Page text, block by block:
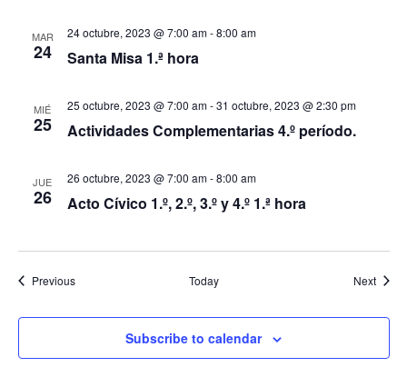
MAR
24
24 octubre, 2023 @ 7:00 am-8:00 am
Santa Misa 1.ª hora
MIÉ
25
25 octubre, 2023 @ 7:00 am-31 octubre, 2023 @ 2:30 pm
Actividades Complementarias 4.º período.
JUE
26
26 octubre, 2023 @ 7:00 am-8:00 am
Acto Cívico 1.º, 2.º, 3.º y 4.º 1.ª hora
PreviousEvents Today Next
Subscribe to calendar